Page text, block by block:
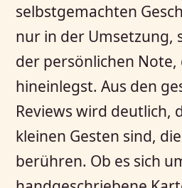
selbstgemachten
nur in der Umsetzung,
der persönlichen Note,
hineinlegst. Aus den
Reviews wird deutlich,
kleinen Gesten sind,
berühren. Ob es sich